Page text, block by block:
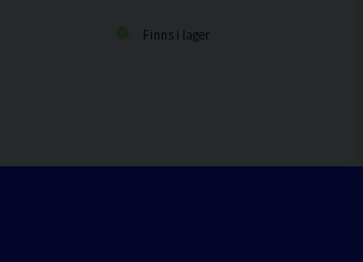
Finns i lager